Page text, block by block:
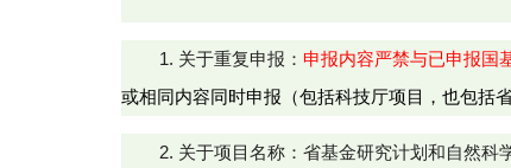
1. 关于重复申报： 申报内容严禁与已申报国
或相同内容同时申报（包括科技厅项目，也包括
2. 关于项目名称：省基金研究计划和自然科